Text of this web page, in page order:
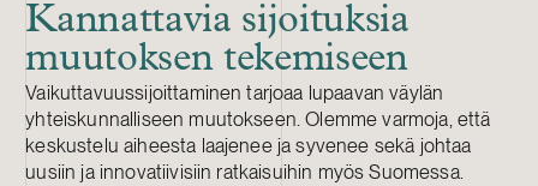
Kannattavia sijoituksia
muutoksen tekemiseen
Vaikuttavuussijoittaminen tarjoaa lupaavan väylän
yhteiskunnalliseen muutokseen. Olemme varmoja, että
keskustelu aiheesta laajenee ja syvenee sekä johtaa
uusiin ja innovatiivisiin ratkaisuihin myös Suomessa.